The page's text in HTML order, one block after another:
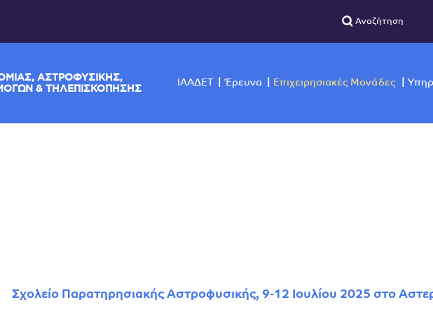
ΑΣΤΡΟΦΥΣΙΚΗΣ,
Σχολείο Παρατηρησιακής Αστροφυσικής, 9-12 Ιουλίου 2025 στο